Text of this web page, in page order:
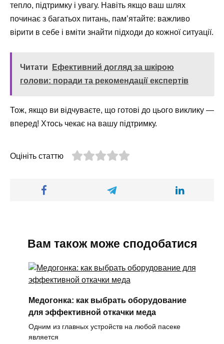
тепло, підтримку і увагу. Навіть якщо ваш шлях
починає з багатьох питань, пам’ятайте: важливо
вірити в себе і вміти знайти підходи до кожної ситуації.
Читати
Ефективний догляд за шкірою
голови: поради та рекомендації експертів
Тож, якщо ви відчуваєте, що готові до цього виклику —
вперед! Хтось чекає на вашу підтримку.
Оцініть статтю
Вам також може сподобатися
Медогонка: как выбрать оборудование
для эффективной откачки меда
Одним из главных устройств на любой пасеке
является